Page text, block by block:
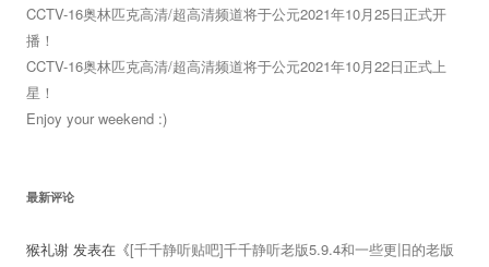
CCTV-16奥林匹克高清/超高清频道将于公元2021年10月25日正式开
播！
CCTV-16奥林匹克高清/超高清频道将于公元2021年10月22日正式上
星！
Enjoy your weekend :)
最新评论
猴礼谢 发表在《[千千静听贴吧]千千静听老版5.9.4和一些更旧的老版